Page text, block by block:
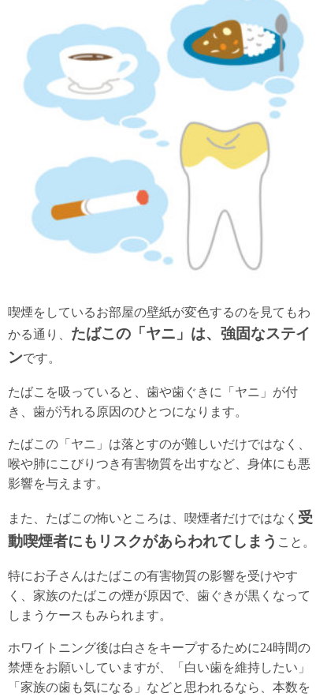
喫煙をしているお部屋の壁紙が変色するのを見てもわ
かる通り、 たばこの「ヤニ」は、強固なステイ
ンです。
たばこを吸っていると、歯や歯ぐきに「ヤニ」が付
き、歯が汚れる原因のひとつになります。
たばこの「ヤニ」は落とすのが難しいだけではなく、
喉や肺にこびりつき有害物質を出すなど、身体にも悪
影響を与えます。
また、たばこの怖いところは、喫煙者だけではなく 受
動喫煙者にもリスクがあらわれてしまう こと。
特にお子さんはたばこの有害物質の影響を受けやす
く、家族のたばこの煙が原因で、歯ぐきが黒くなって
しまうケースもみられます。
ホワイトニング後は白さをキープするために24時間の
禁煙をお願いしていますが、「白い歯を維持したい」
「家族の歯も気になる」などと思われるなら、本数を